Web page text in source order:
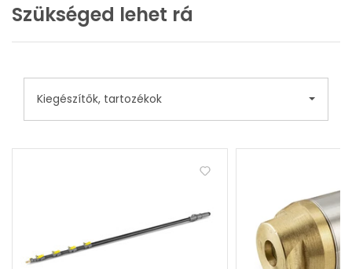
Szükséged lehet rá
Kiegészítők, tartozékok